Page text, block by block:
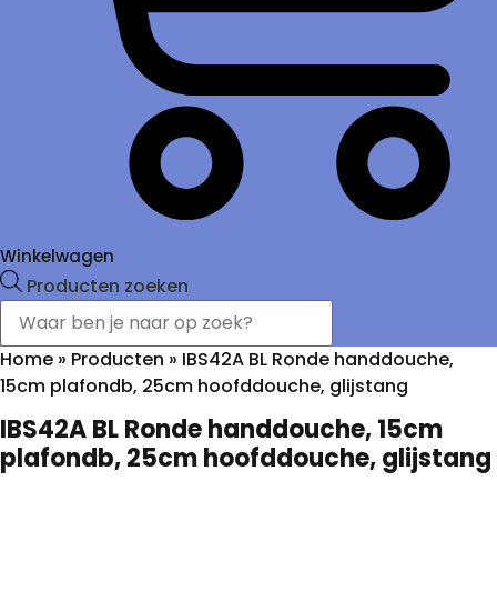
Winkelwagen
Producten zoeken
Home » Producten » IBS42A BL Ronde handdouche,
15cm plafondb, 25cm hoofddouche, glijstang
IBS42A BL Ronde handdouche, 15cm
plafondb, 25cm hoofddouche, glijstang